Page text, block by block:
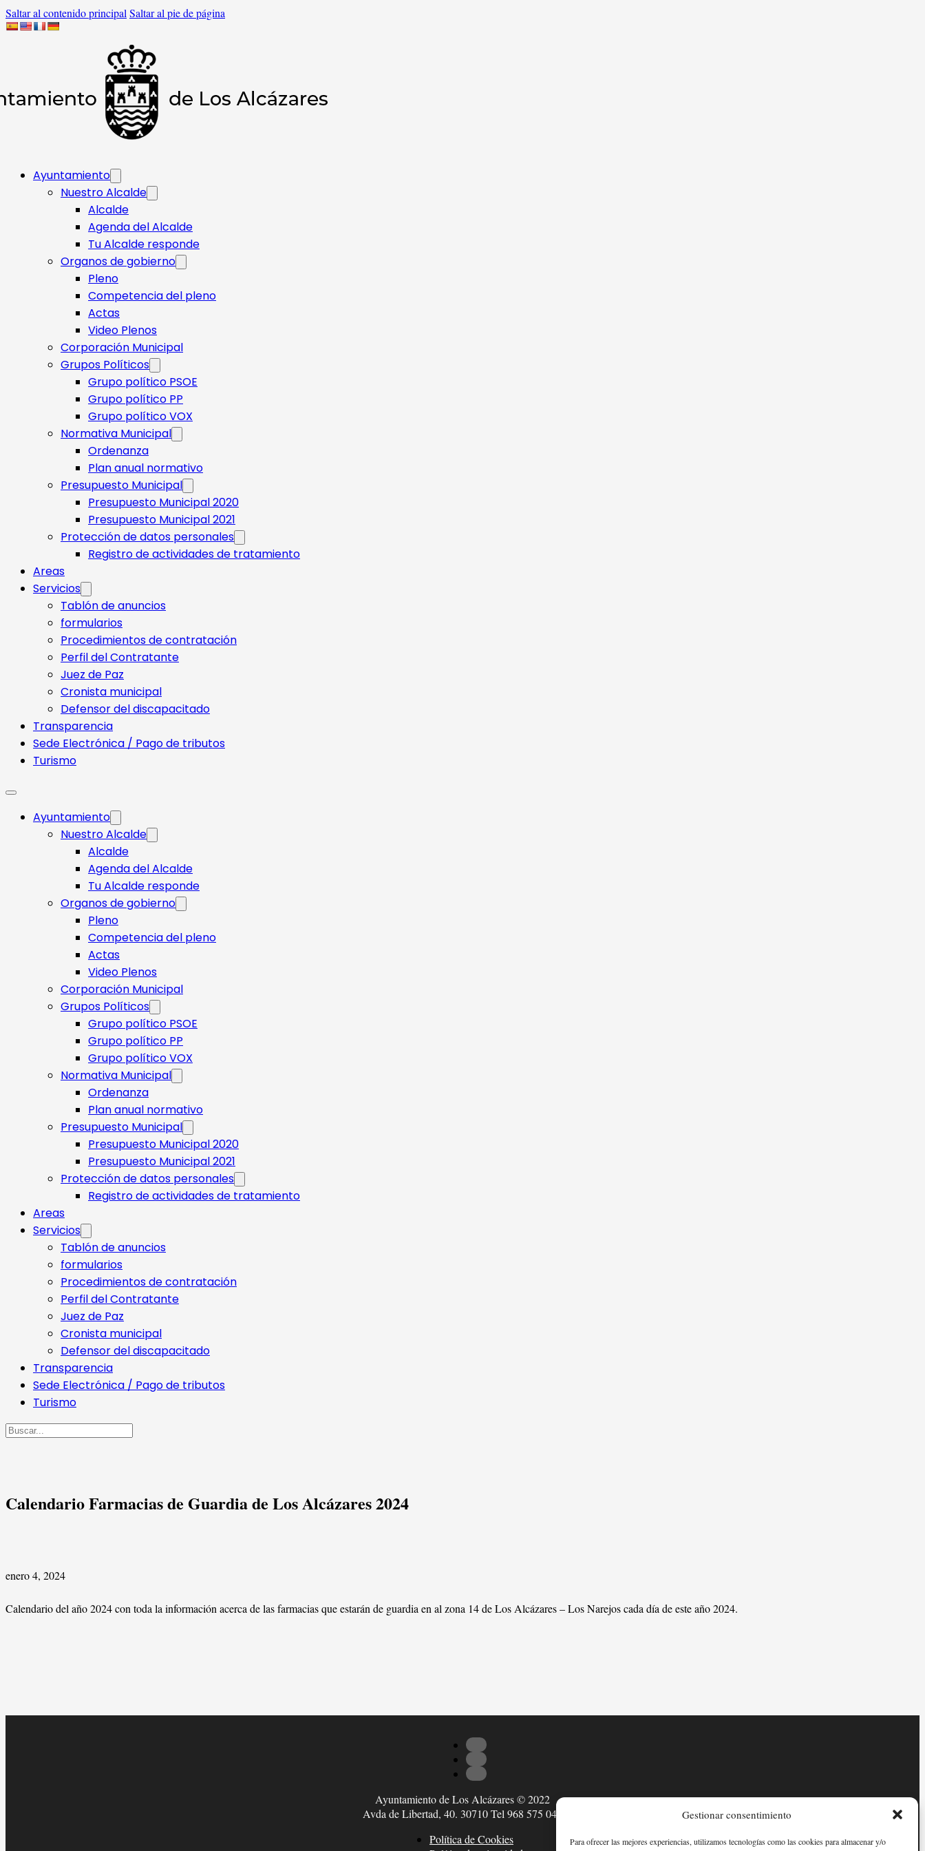
Gestionar consentimiento
Para ofrecer las mejores experiencias, utilizamos tecnologías como las cookies para almacenar y/o
Saltar al contenido principal Saltar al pie de página
Ayuntamiento
Nuestro Alcalde
Alcalde
Agenda del Alcalde
Tu Alcalde responde​
Organos de gobierno
Pleno
Competencia del pleno
Actas
Video Plenos
Corporación Municipal
Grupos Políticos
Grupo político PSOE
Grupo político PP
Grupo político VOX
Normativa Municipal
Ordenanza
Plan anual normativo
Presupuesto Municipal
Presupuesto Municipal 2020
Presupuesto Municipal 2021
Protección de datos personales
Registro de actividades de tratamiento
Areas
Servicios
Tablón de anuncios
formularios
Procedimientos de contratación
Perfil del Contratante
Juez de Paz
Cronista municipal
Defensor del discapacitado
Transparencia
Sede Electrónica / Pago de tributos
Turismo
Ayuntamiento
Nuestro Alcalde
Alcalde
Agenda del Alcalde
Tu Alcalde responde​
Organos de gobierno
Pleno
Competencia del pleno
Actas
Video Plenos
Corporación Municipal
Grupos Políticos
Grupo político PSOE
Grupo político PP
Grupo político VOX
Normativa Municipal
Ordenanza
Plan anual normativo
Presupuesto Municipal
Presupuesto Municipal 2020
Presupuesto Municipal 2021
Protección de datos personales
Registro de actividades de tratamiento
Areas
Servicios
Tablón de anuncios
formularios
Procedimientos de contratación
Perfil del Contratante
Juez de Paz
Cronista municipal
Defensor del discapacitado
Transparencia
Sede Electrónica / Pago de tributos
Turismo
Buscar
Calendario Farmacias de Guardia de Los Alcázares 2024
enero 4, 2024
Calendario del año 2024 con toda la información acerca de las farmacias que estarán de guardia en al zona 14 de Los Alcázares – Los Narejos cada día de este año 2024.
Ayuntamiento de Los Alcázares © 2022
Avda de Libertad, 40. 30710 Tel 968 575 047
Política de Cookies